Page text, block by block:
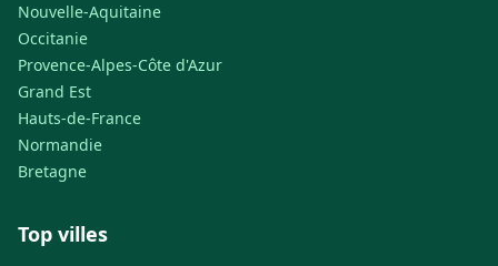
Nouvelle-Aquitaine
Occitanie
Provence-Alpes-Côte d'Azur
Grand Est
Hauts-de-France
Normandie
Bretagne
Top villes